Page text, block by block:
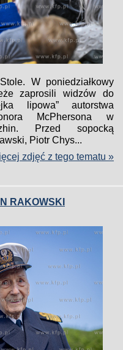
W poniedziałkowy
zaprosili widzów do
lipowa” autorstwa
McPhersona w
Przed sopocką
Piotr Chys...
zdjęć z tego tematu »
RAKOWSKI